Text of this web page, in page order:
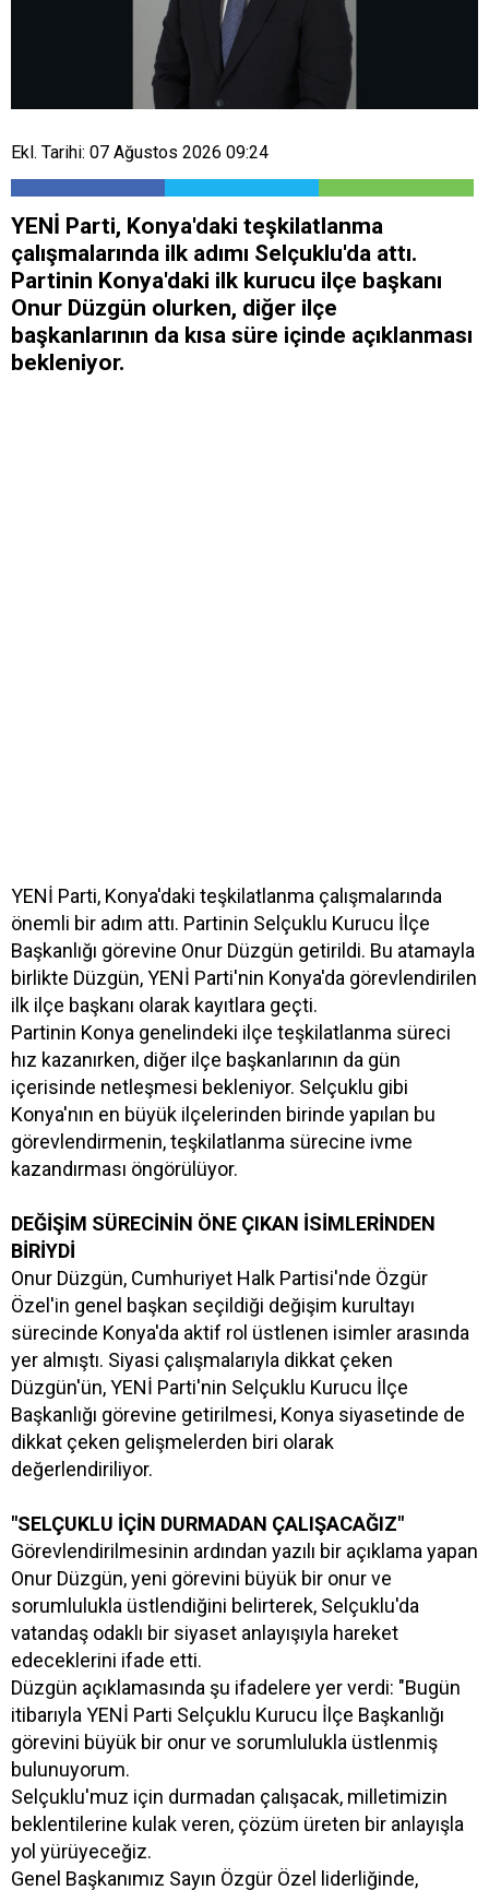
Ekl. Tarihi: 07 Ağustos 2026 09:24
YENİ Parti, Konya'daki teşkilatlanma
çalışmalarında ilk adımı Selçuklu'da attı.
Partinin Konya'daki ilk kurucu ilçe başkanı
Onur Düzgün olurken, diğer ilçe
başkanlarının da kısa süre içinde açıklanması
bekleniyor.
YENİ Parti, Konya'daki teşkilatlanma çalışmalarında
önemli bir adım attı. Partinin Selçuklu Kurucu İlçe
Başkanlığı görevine Onur Düzgün getirildi. Bu atamayla
birlikte Düzgün, YENİ Parti'nin Konya'da görevlendirilen
ilk ilçe başkanı olarak kayıtlara geçti.
Partinin Konya genelindeki ilçe teşkilatlanma süreci
hız kazanırken, diğer ilçe başkanlarının da gün
içerisinde netleşmesi bekleniyor. Selçuklu gibi
Konya'nın en büyük ilçelerinden birinde yapılan bu
görevlendirmenin, teşkilatlanma sürecine ivme
kazandırması öngörülüyor.
DEĞİŞİM SÜRECİNİN ÖNE ÇIKAN İSİMLERİNDEN
BİRİYDİ
Onur Düzgün, Cumhuriyet Halk Partisi'nde Özgür
Özel'in genel başkan seçildiği değişim kurultayı
sürecinde Konya'da aktif rol üstlenen isimler arasında
yer almıştı. Siyasi çalışmalarıyla dikkat çeken
Düzgün'ün, YENİ Parti'nin Selçuklu Kurucu İlçe
Başkanlığı görevine getirilmesi, Konya siyasetinde de
dikkat çeken gelişmelerden biri olarak
değerlendiriliyor.
"SELÇUKLU İÇİN DURMADAN ÇALIŞACAĞIZ"
Görevlendirilmesinin ardından yazılı bir açıklama yapan
Onur Düzgün, yeni görevini büyük bir onur ve
sorumlulukla üstlendiğini belirterek, Selçuklu'da
vatandaş odaklı bir siyaset anlayışıyla hareket
edeceklerini ifade etti.
Düzgün açıklamasında şu ifadelere yer verdi: "Bugün
itibarıyla YENİ Parti Selçuklu Kurucu İlçe Başkanlığı
görevini büyük bir onur ve sorumlulukla üstlenmiş
bulunuyorum.
Selçuklu'muz için durmadan çalışacak, milletimizin
beklentilerine kulak veren, çözüm üreten bir anlayışla
yol yürüyeceğiz.
Genel Başkanımız Sayın Özgür Özel liderliğinde,